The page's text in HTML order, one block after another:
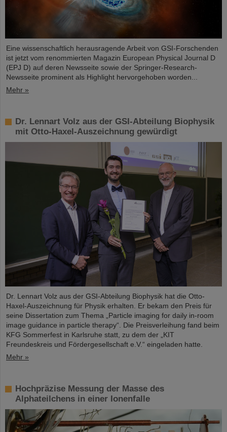
Eine wissenschaftlich herausragende Arbeit von GSI-Forschenden
ist jetzt vom renommierten Magazin European Physical Journal D
(EPJ D) auf deren Newsseite sowie der Springer-Research-
Newsseite prominent als Highlight hervorgehoben worden...
Mehr »
Dr. Lennart Volz aus der GSI-Abteilung Biophysik
mit Otto-Haxel-Auszeichnung gewürdigt
Dr. Lennart Volz aus der GSI-Abteilung Biophysik hat die Otto-
Haxel-Auszeichnung für Physik erhalten. Er bekam den Preis für
seine Dissertation zum Thema „Particle imaging for daily in-room
image guidance in particle therapy“. Die Preisverleihung fand beim
KFG Sommerfest in Karlsruhe statt, zu dem der „KIT
Freundeskreis und Fördergesellschaft e.V.“ eingeladen hatte.
Mehr »
Hochpräzise Messung der Masse des
Alphateilchens in einer Ionenfalle